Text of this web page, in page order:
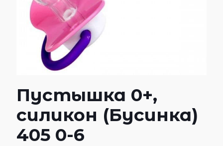
Пустышка 0+,
силикон (Бусинка)
405 0-6